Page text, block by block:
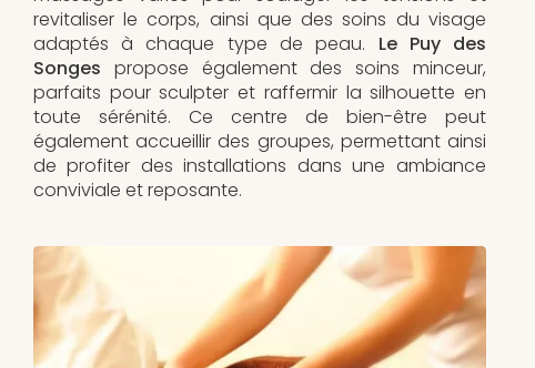
revitaliser le corps, ainsi que des soins du visage
adaptés à chaque type de peau. Le Puy des
Songes propose également des soins minceur,
parfaits pour sculpter et raffermir la silhouette en
toute sérénité. Ce centre de bien-être peut
également accueillir des groupes, permettant ainsi
de profiter des installations dans une ambiance
conviviale et reposante.